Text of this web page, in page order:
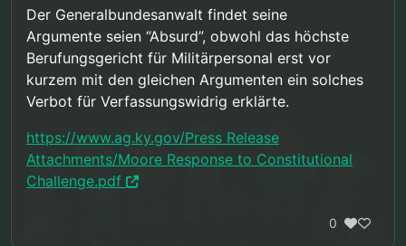
Der Generalbundesanwalt findet seine
Argumente seien “Absurd”, obwohl das höchste
Berufungsgericht für Militärpersonal erst vor
kurzem mit den gleichen Argumenten ein solches
Verbot für Verfassungswidrig erklärte.
https://www.ag.ky.gov/Press Release
Attachments/Moore Response to Constitutional
Challenge.pdf
0